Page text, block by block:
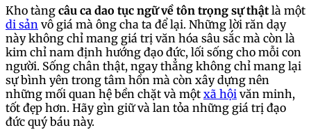
Kho tàng câu ca dao tục ngữ về tôn trọng sự thật là một
di sản vô giá mà ông cha ta để lại. Những lời răn dạy
này không chỉ mang giá trị văn hóa sâu sắc mà còn là
kim chỉ nam định hướng đạo đức, lối sống cho mỗi con
người. Sống chân thật, ngay thẳng không chỉ mang lại
sự bình yên trong tâm hồn mà còn xây dựng nên
những mối quan hệ bền chặt và một xã hội văn minh,
tốt đẹp hơn. Hãy gìn giữ và lan tỏa những giá trị đạo
đức quý báu này.